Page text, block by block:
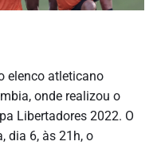
elenco atleticano
onde realizou o
Libertadores 2022. O
dia 6, às 21h, o